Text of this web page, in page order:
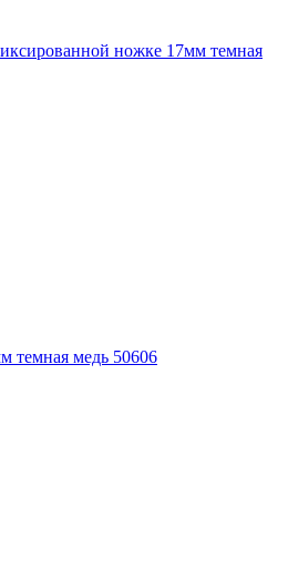
ножке 17мм темная
темная медь 50606